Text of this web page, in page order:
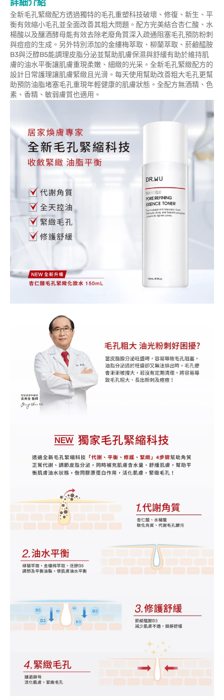
詳細介紹
全新毛孔緊緻配方透過獨特的毛孔重塑科技破壞、修復、新生、平
衡有效縮小毛孔並全面改善其粗大問題。配方完美結合杏仁酸、水
楊酸以及釀酒酵母能有效去除老廢角質深入疏通阻塞毛孔預防粉刺
與痘痘的生成。另外特別添加的金縷梅萃取、柳蘭萃取、菸鹼醯胺
B3與泛醇B5能調理皮脂分泌並幫助肌膚保濕與舒緩有助於維持肌
膚的油水平衡讓肌膚重現柔嫩、細緻的光采。全新毛孔緊緻配方的
設計日常護理讓肌膚緊緻且光滑。每天使用幫助改善粗大毛孔更幫
助預防油脂堵塞毛孔重現年輕健康的肌膚狀態。全配方無酒精、色
素、香精、敏弱膚質也適用。